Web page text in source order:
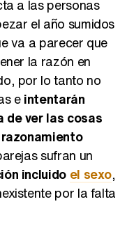
a las personas
el año sumidos
va a parecer que
la razón en
por lo tanto no
eintentarán
de ver las cosas
sufran un
incluido el sexo,
por la falta